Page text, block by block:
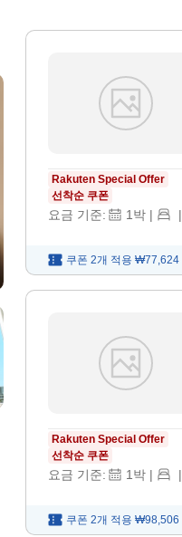
Rakuten Special Offer
선착순 쿠폰
요금 기준: 1박 | |
쿠폰 2개 적용 ₩77,624
Rakuten Special Offer
선착순 쿠폰
요금 기준: 1박 | |
쿠폰 2개 적용 ₩98,506